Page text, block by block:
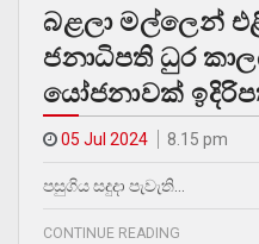
බළලා මල්ලෙන්
ජනාධිපති ධුර
යෝජනාවක්
05 Jul 2024 8.15 pm
පසුගිය සදුදා පැවැති…
CONTINUE READING